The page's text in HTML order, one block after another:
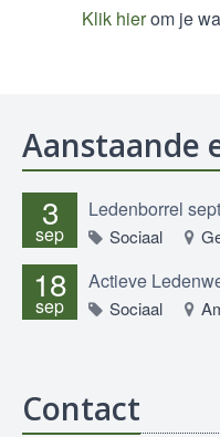
Klik hierom je
Aanstaande
3
sep
Ledenborrel
Sociaal
18
sep
Actieve
Sociaal
Contact